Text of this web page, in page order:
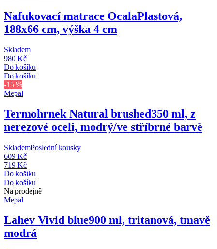
Nafukovací matrace OcalaPlastová,
188x66 cm, výška 4 cm
Skladem
980 Kč
Do košíku
Do košíku
-15 %
Mepal
Termohrnek Natural brushed350 ml, z
nerezové oceli, modrý/ve stříbrné barvě
SklademPoslední kousky
609 Kč
719 Kč
Do košíku
Do košíku
Na prodejně
Mepal
Lahev Vivid blue900 ml, tritanová, tmavě
modrá